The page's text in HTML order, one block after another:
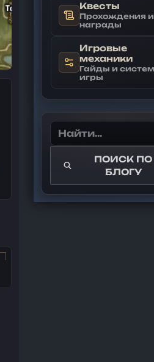
Квесты
Прохождения и
награды
Игровые
механики
Гайды и
игры
ПОИСК ПО
БЛОГУ